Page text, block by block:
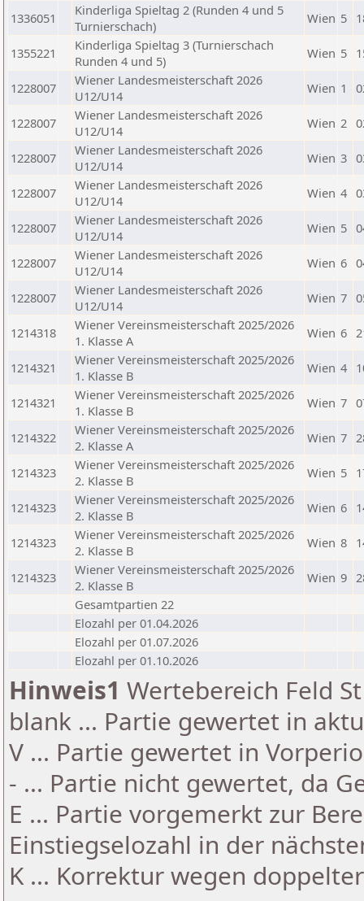
1336051
Kinderliga Spieltag 2 (Runden 4 und 5
Turnierschach)
Wien 5
1355221
Kinderliga Spieltag 3 (Turnierschach
Runden 4 und 5)
Wien 5
1228007
Wiener Landesmeisterschaft 2026
U12/U14
Wien 1
1228007
Wiener Landesmeisterschaft 2026
U12/U14
Wien 2
1228007
Wiener Landesmeisterschaft 2026
U12/U14
Wien 3
1228007
Wiener Landesmeisterschaft 2026
U12/U14
Wien 4
1228007
Wiener Landesmeisterschaft 2026
U12/U14
Wien 5
1228007
Wiener Landesmeisterschaft 2026
U12/U14
Wien 6
1228007
Wiener Landesmeisterschaft 2026
U12/U14
Wien 7
1214318
Wiener Vereinsmeisterschaft 2025/2026
1. Klasse A
Wien 6
1214321
Wiener Vereinsmeisterschaft 2025/2026
1. Klasse B
Wien 4
1214321
Wiener Vereinsmeisterschaft 2025/2026
1. Klasse B
Wien 7
1214322
Wiener Vereinsmeisterschaft 2025/2026
2. Klasse A
Wien 7
1214323
Wiener Vereinsmeisterschaft 2025/2026
2. Klasse B
Wien 5
1214323
Wiener Vereinsmeisterschaft 2025/2026
2. Klasse B
Wien 6
1214323
Wiener Vereinsmeisterschaft 2025/2026
2. Klasse B
Wien 8
1214323
Wiener Vereinsmeisterschaft 2025/2026
2. Klasse B
Wien 9
Gesamtpartien 22
Elozahl per 01.04.2026
Elozahl per 01.07.2026
Elozahl per 01.10.2026
Hinweis1 Wertebereich Feld
blank ... Partie gewertet in
V ... Partie gewertet in
- ... Partie nicht gewertet, da
E ... Partie vorgemerkt zur
Einstiegselozahl in der
K ... Korrektur wegen